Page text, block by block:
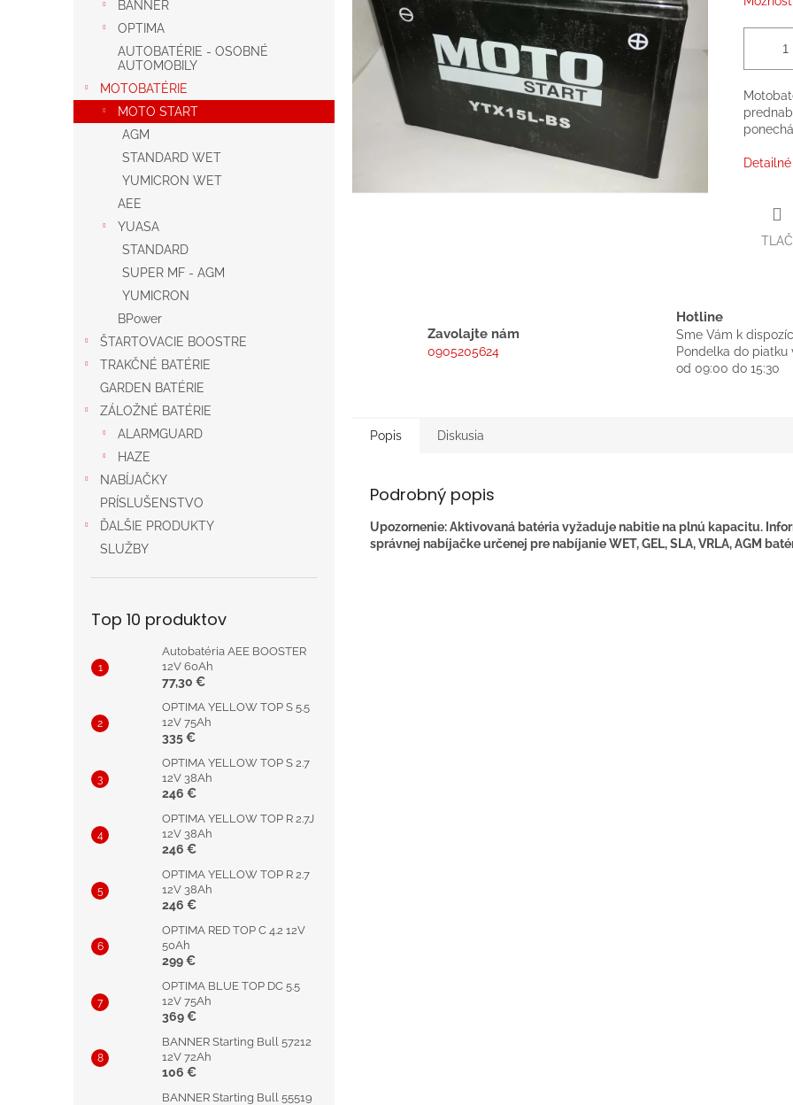
BANNER
OPTIMA
AUTOBATÉRIE - OSOBNÉ
AUTOMOBILY
MOTOBATÉRIE
MOTO START
AGM
STANDARD WET
YUMICRON WET
AEE
YUASA
STANDARD
SUPER MF - AGM
YUMICRON
BPower
ŠTARTOVACIE BOOSTRE
TRAKČNÉ BATÉRIE
GARDEN BATÉRIE
ZÁLOŽNÉ BATÉRIE
ALARMGUARD
HAZE
NABÍJAČKY
PRÍSLUŠENSTVO
ĎALŠIE PRODUKTY
SLUŽBY
Top 10 produktov
Autobatéria AEE BOOSTER
12V 60Ah
77,30 €
OPTIMA YELLOW TOP S 5.5
12V 75Ah
335 €
OPTIMA YELLOW TOP S 2.7
12V 38Ah
246 €
OPTIMA YELLOW TOP R 2.7J
12V 38Ah
246 €
OPTIMA YELLOW TOP R 2.7
12V 38Ah
246 €
OPTIMA RED TOP C 4.2 12V
50Ah
299 €
OPTIMA BLUE TOP DC 5.5
12V 75Ah
369 €
BANNER Starting Bull 57212
12V 72Ah
106 €
BANNER Starting Bull 55519
TLAČ
Zavolajte nám
0905205624
Hotline
Sme Vám k
Pondelka do piatku
od 09:00 do 15:30
Popis Diskusia
Podrobný popis
Upozornenie: Aktivovaná batéria vyžaduje nabitie na plnú kapacitu.
správnej nabíjačke určenej pre nabíjanie WET, GEL, SLA, VRLA, AGM